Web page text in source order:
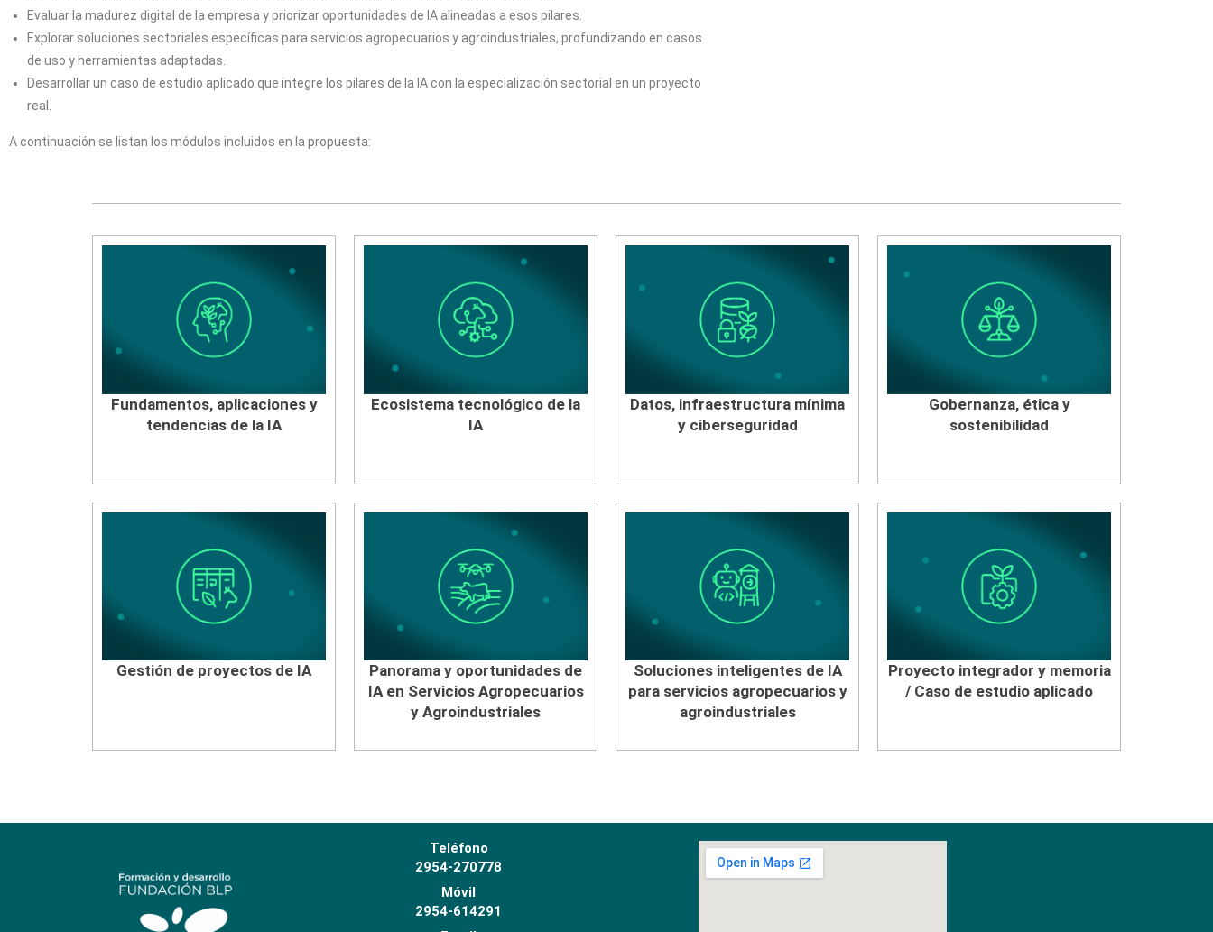
Evaluar la madurez digital de la empresa y priorizar oportunidades de IA alineadas a esos pilares.
Explorar soluciones sectoriales específicas para servicios agropecuarios y agroindustriales, profundizando en casos
de uso y herramientas adaptadas.
Desarrollar un caso de estudio aplicado que integre los pilares de la IA con la especialización sectorial en un proyecto
real.
A continuación se listan los módulos incluidos en la propuesta:
Fundamentos, aplicaciones y
tendencias de la IA
Ecosistema tecnológico de la
IA
Datos, infraestructura mínima
y ciberseguridad
Gobernanza, ética y
sostenibilidad
Gestión de proyectos de IA
Panorama y oportunidades de
IA en Servicios Agropecuarios
y Agroindustriales
Soluciones inteligentes de IA
para servicios agropecuarios y
agroindustriales
Proyecto integrador y memoria
/ Caso de estudio aplicado
Teléfono
2954-270778
Móvil
2954-614291